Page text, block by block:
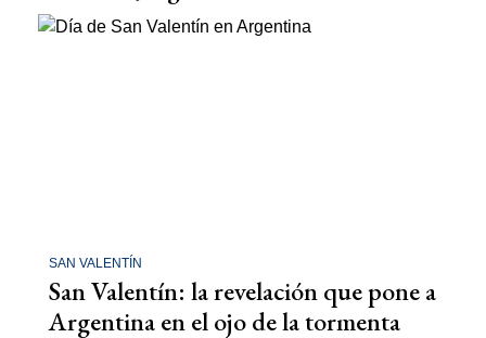
SAN VALENTÍN
San Valentín: la revelación que pone a
Argentina en el ojo de la tormenta